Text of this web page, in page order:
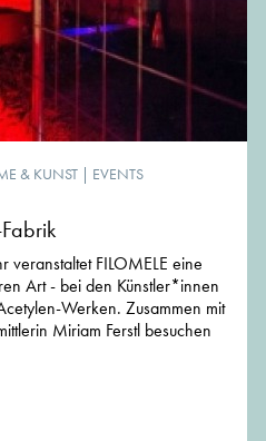
& KUNST | EVENTS
veranstaltet FILOMELE eine
Art - bei den Künstler*innen
Werken. Zusammen mit
Miriam Ferstl besuchen